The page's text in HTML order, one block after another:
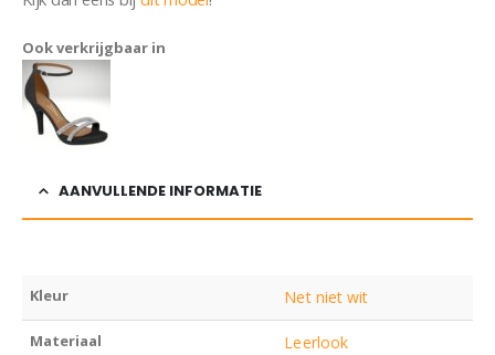
Ook verkrijgbaar in
AANVULLENDE INFORMATIE
Kleur Net niet wit
Materiaal Leerlook